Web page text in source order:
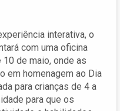
interativa, o
com uma oficina
de maio, onde as
em homenagem ao Dia
para crianças de 4 a
para que os